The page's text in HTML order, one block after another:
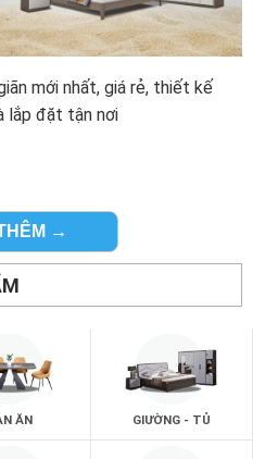
mới nhất, giá rẻ, thiết kế
lắp đặt tận nơi
→
ĂN GIƯỜNG - TỦ